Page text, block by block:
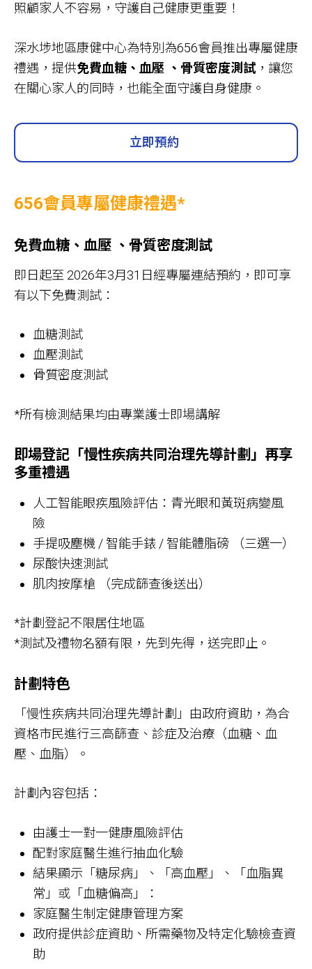
照顧家人不容易，守護自己健康更重要！
深水埗地區康健中心為特別為656會員推出專屬健康
禮遇，提供免費血糖、血壓 、骨質密度測試，讓您
在關心家人的同時，也能全面守護自身健康。
立即預約
656會員專屬健康禮遇*
免費血糖、血壓 、骨質密度測試
即日起至 2026年3月31日經專屬連結預約，即可享
有以下免費測試：
血糖測試
血壓測試
骨質密度測試
*所有檢測結果均由專業護士即場講解
即場登記「慢性疾病共同治理先導計劃」再享
多重禮遇
人工智能眼疾風險評估：青光眼和黃斑病變風
險
手提吸塵機 / 智能手錶 / 智能體脂磅 （三選一）
尿酸快速測試
肌肉按摩槍 （完成篩查後送出）
*計劃登記不限居住地區
*測試及禮物名額有限，先到先得，送完即止。
計劃特色
「慢性疾病共同治理先導計劃」由政府資助，為合
資格市民進行三高篩查、診症及治療（血糖、血
壓、血脂）。
計劃內容包括：
由護士一對一健康風險評估
配對家庭醫生進行抽血化驗
結果顯示「糖尿病」、「高血壓」、「血脂異
常」或「血糖偏高」：
家庭醫生制定健康管理方案
政府提供診症資助、所需藥物及特定化驗檢查資
助